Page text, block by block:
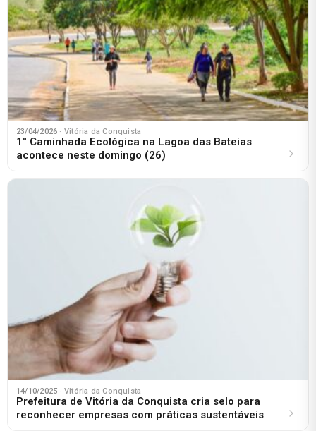
23/04/2026 · Vitória da Conquista
1° Caminhada Ecológica na Lagoa das Bateias
acontece neste domingo (26)
14/10/2025 · Vitória da Conquista
Prefeitura de Vitória da Conquista cria selo para
reconhecer empresas com práticas sustentáveis